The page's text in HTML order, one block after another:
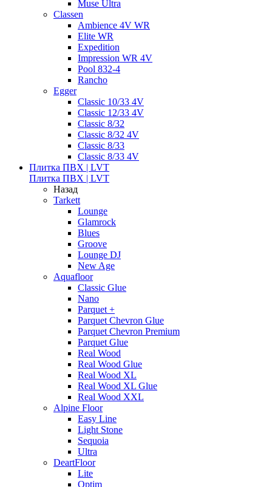
Muse Ultra
Classen
Ambience 4V WR
Elite WR
Expedition
Impression WR 4V
Pool 832-4
Rancho
Egger
Classic 10/33 4V
Classic 12/33 4V
Classic 8/32
Classic 8/32 4V
Classic 8/33
Classic 8/33 4V
Плитка ПВХ | LVT
Плитка ПВХ | LVT
Назад
Tarkett
Lounge
Glamrock
Blues
Groove
Lounge DJ
New Age
Aquafloor
Classic Glue
Nano
Parquet +
Parquet Chevron Glue
Parquet Chevron Premium
Parquet Glue
Real Wood
Real Wood Glue
Real Wood XL
Real Wood XL Glue
Real Wood XXL
Alpine Floor
Easy Line
Light Stone
Sequoia
Ultra
DeartFloor
Lite
Optim